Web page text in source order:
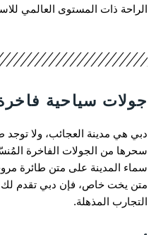
الراحة ذات المستوى العالمي
جولات سياحية
دبي هي مدينة العجائب، ولا
سحرها من الجولات الفاخرة
سماء المدينة على متن طائرة
متن يخت خاص، فإن دبي تقدم لك
التجارب المذهلة.